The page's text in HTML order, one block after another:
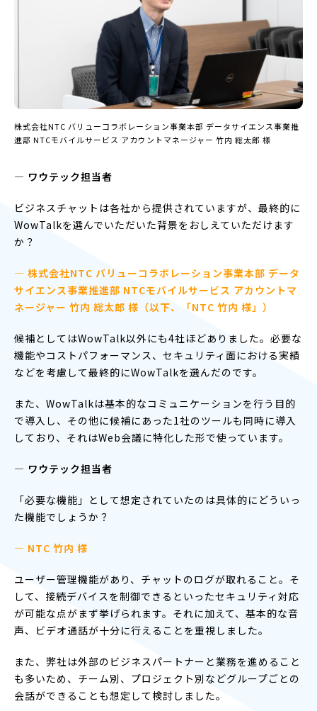
株式会社NTC バリューコラボレーション事業本部 データサイエンス事業推
進部 NTCモバイルサービス アカウントマネージャー 竹内 総太郎 様
― ワウテック担当者
ビジネスチャットは各社から提供されていますが、最終的に
WowTalkを選んでいただいた背景をおしえていただけます
か？
— 株式会社NTC バリューコラボレーション事業本部 データ
サイエンス事業推進部 NTCモバイルサービス アカウントマ
ネージャー 竹内 総太郎 様（以下、「NTC 竹内 様」）
候補としてはWowTalk以外にも4社ほどありました。必要な
機能やコストパフォーマンス、セキュリティ面における実績
などを考慮して最終的にWowTalkを選んだのです。
また、WowTalkは基本的なコミュニケーションを行う目的
で導入し、その他に候補にあった1社のツールも同時に導入
しており、それはWeb会議に特化した形で使っています。
― ワウテック担当者
「必要な機能」として想定されていたのは具体的にどういっ
た機能でしょうか？
— NTC 竹内 様
ユーザー管理機能があり、チャットのログが取れること。そ
して、接続デバイスを制御できるといったセキュリティ対応
が可能な点がまず挙げられます。それに加えて、基本的な音
声、ビデオ通話が十分に行えることを重視しました。
また、弊社は外部のビジネスパートナーと業務を進めること
も多いため、チーム別、プロジェクト別などグループごとの
会話ができることも想定して検討しました。